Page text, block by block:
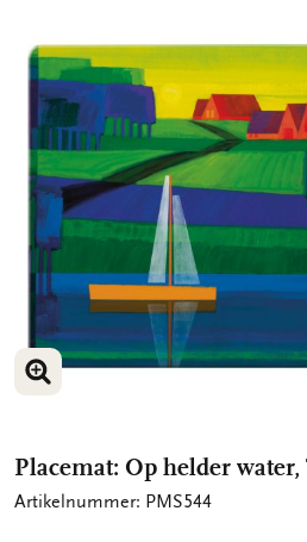
VERGROOT AFBEELDING
Placemat: Op helder
Artikelnummer: PMS544